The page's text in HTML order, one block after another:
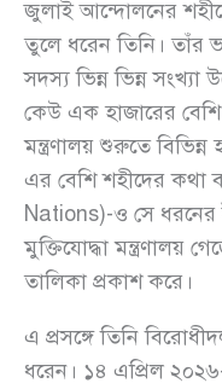
জুলাই আন্দোলনের
তুলে ধরেন তিনি। তাঁর
সদস্য ভিন্ন ভিন্ন
কেউ এক হাজারের
মন্ত্রণালয় শুরুতে
এর বেশি শহীদের কথা
Nations)-ও সে ধরনের
মুক্তিযোদ্ধা মন্ত্রণালয়
তালিকা প্রকাশ করে।
এ প্রসঙ্গে তিনি
ধরেন। ১৪ এপ্রিল